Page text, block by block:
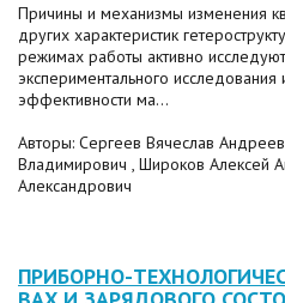
Причины и механизмы изменения
других характеристик
режимах работы активно
экспериментального
эффективности ма...
Авторы: Сергеев Вячеслав
Владимирович , Широков Алексей
Александрович
ПРИБОРНО-